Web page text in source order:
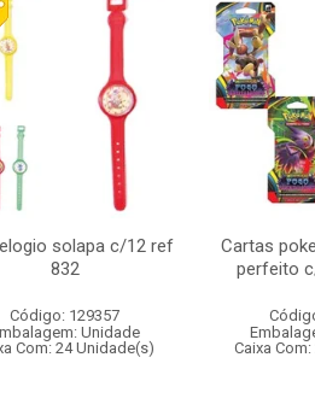
solapa c/12 ref
832
Código: 129357
Unidade
Com: 24 Unidade(s)
Cartas
perfeito
Caixa